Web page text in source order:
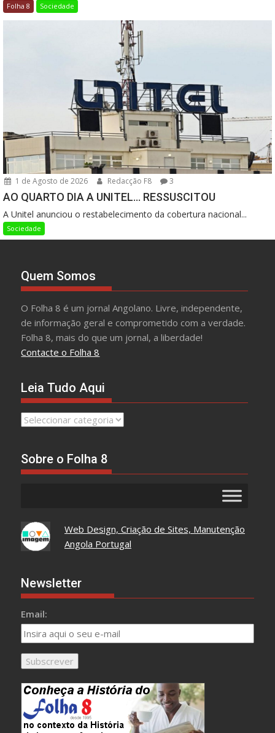
Folha 8 Sociedade
1 de Agosto de 2026 Redacção F8 3
AO QUARTO DIA A UNITEL… RESSUSCITOU
A Unitel anunciou o restabelecimento da cobertura nacional...
Sociedade
Quem Somos
O Folha 8 é um jornal Angolano. Livre, independente,
de informação geral e comprometido com a verdade.
Folha 8, mais do que um jornal, a liberdade!
Contacte o Folha 8
Leia Tudo Aqui
Leia
Sobre o Folha 8
Web Design, Criação de Sites, Manutenção
Angola Portugal
Newsletter
Email: